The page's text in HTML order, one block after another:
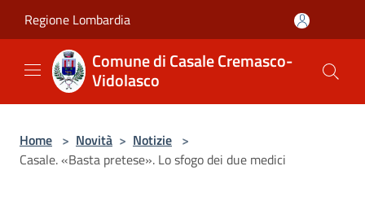
Regione Lombardia
Comune di Casale Cremasco-
Vidolasco
Home > Novità > Notizie >
Casale. «Basta pretese». Lo sfogo dei due medici